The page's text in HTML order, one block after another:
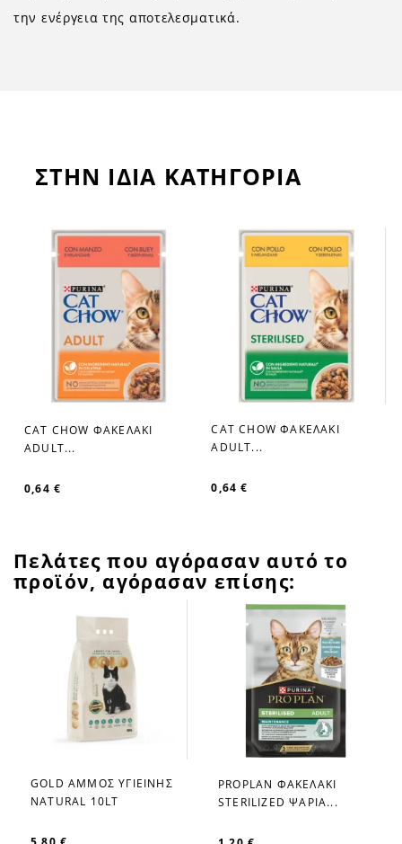
την ενέργεια της αποτελεσματικά.
ΣΤΗΝ ΙΔΙΑ ΚΑΤΗΓΟΡΙΑ
favorite_border
CAT CHOW ΦΑΚΕΛΑΚΙ
ADULT...
0,64 €
favorite_border
CAT CHOW ΦΑΚΕΛΑΚΙ
ADULT...
0,64 €
Πελάτες που αγόρασαν αυτό το
προϊόν, αγόρασαν επίσης:
favorite_border
GOLD ΑΜΜΟΣ ΥΓΙΕΙΝΗΣ
NATURAL 10LT
favorite_border
PROPLAN ΦΑΚΕΛΑΚΙ
STERILIZED ΨΑΡΙΑ...